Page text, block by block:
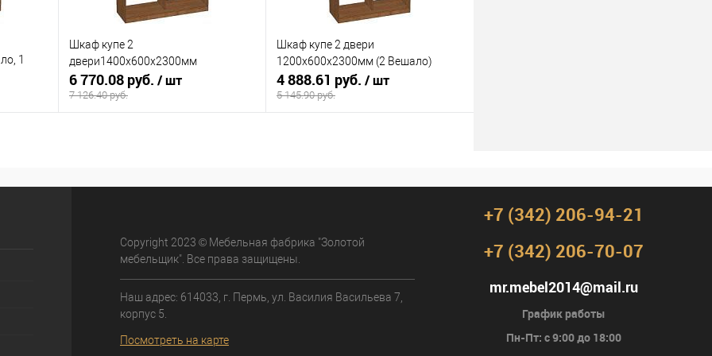
1
Шкаф купе 2
двери1400х600х2300мм
6 770.08 руб. / шт
7 126.40 руб.
Шкаф купе 2 двери
1200х600х2300мм (2 Вешало)
4 888.61 руб. / шт
5 145.90 руб.
Copyright 2023 © Мебельная фабрика "Золотой
мебельщик". Все права защищены.
Наш адрес: 614033, г. Пермь, ул. Василия Васильева 7,
корпус 5.
Посмотреть на карте
+7 (342) 206-94-21
+7 (342) 206-70-07
mr.mebel2014@mail.ru
График работы
Пн-Пт: с 9:00 до 18:00